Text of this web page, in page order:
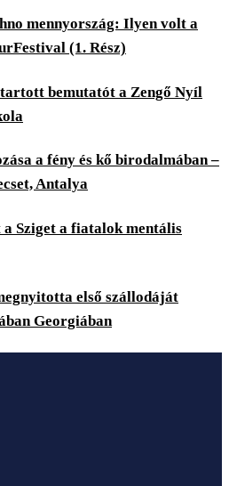
mennyország: Ilyen volt a
(1. Rész)
bemutatót a Zengő Nyíl
a fény és kő birodalmában –
Antalya
Sziget a fiatalok mentális
első szállodáját
Georgiában